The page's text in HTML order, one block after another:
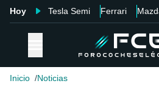
Hoy Tesla Semi Ferrari
Inicio Noticias